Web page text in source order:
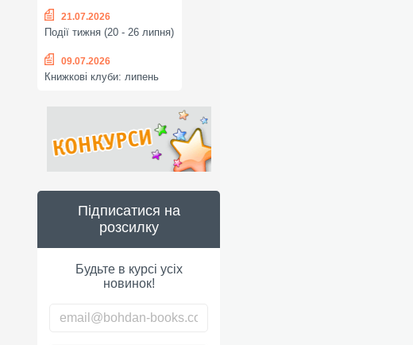
21.07.2026
Події тижня (20 - 26 липня)
09.07.2026
Книжкові клуби: липень
Підписатися на
розсилку
Будьте в курсі усіх
новинок!